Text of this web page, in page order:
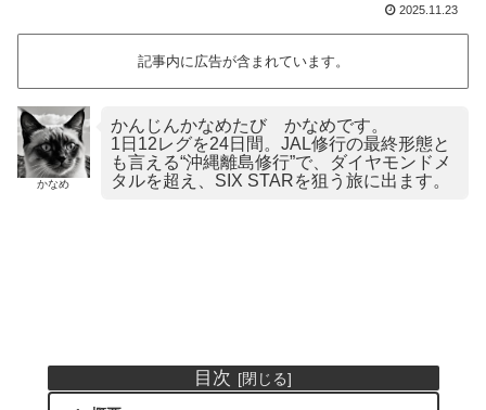
2025.11.23
記事内に広告が含まれています。
かなめ
かんじんかなめたび かなめです。
1日12レグを24日間。JAL修行の最終形態と
も言える“沖縄離島修行”で、ダイヤモンドメ
タルを超え、SIX STARを狙う旅に出ます。
目次